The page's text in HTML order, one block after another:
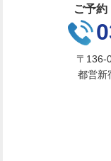
ご予約
〒136-
都営新